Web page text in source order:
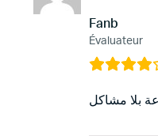
Fanb
Évaluateur